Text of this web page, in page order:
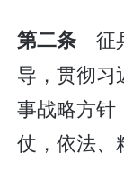
第二条 征
导，贯彻习
事战略方针
仗，依法、